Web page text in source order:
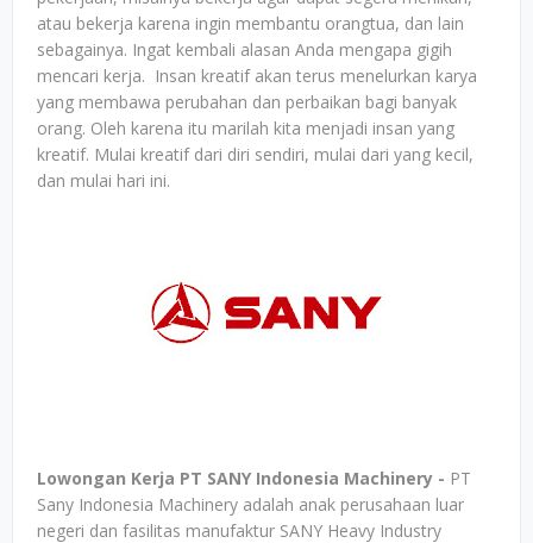
atau bekerja karena ingin membantu orangtua, dan lain
sebagainya. Ingat kembali alasan Anda mengapa gigih
mencari kerja. Insan kreatif akan terus menelurkan karya
yang membawa perubahan dan perbaikan bagi banyak
orang. Oleh karena itu marilah kita menjadi insan yang
kreatif. Mulai kreatif dari diri sendiri, mulai dari yang kecil,
dan mulai hari ini.
Lowongan Kerja PT SANY Indonesia Machinery - PT
Sany Indonesia Machinery adalah anak perusahaan luar
negeri dan fasilitas manufaktur SANY Heavy Industry